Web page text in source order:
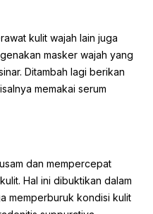
kulit wajah lain juga
masker wajah yang
Ditambah lagi berikan
memakai serum
dan mempercepat
Hal ini dibuktikan dalam
memperburuk kondisi kulit